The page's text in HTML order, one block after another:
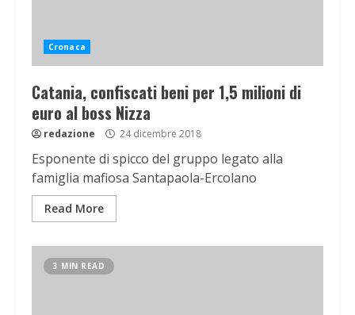
Cronaca
Catania, confiscati beni per 1,5 milioni di
euro al boss Nizza
redazione 24 dicembre 2018
Esponente di spicco del gruppo legato alla
famiglia mafiosa Santapaola-Ercolano
Read More
3 MIN READ